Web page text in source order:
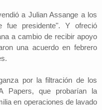
a Julian Assange a los
fue presidente". Y ofreció
a cambio de recibir apoyo
una acuerdo en febrero
por la filtración de los
Papers, que probarían la
en operaciones de lavado